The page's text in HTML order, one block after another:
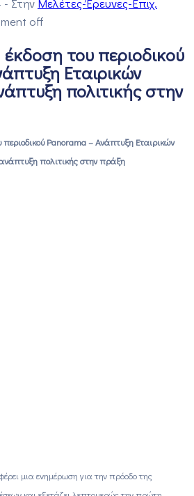
off
του περιοδικού
Εταιρικών
πολιτικής στην
περιοδικού Panorama – Ανάπτυξη Εταιρικών
πολιτικής στην πράξη
μια ενημέρωση για την πρόοδο της